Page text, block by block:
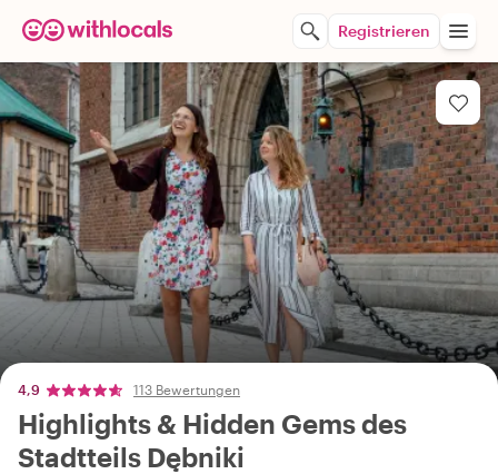
Registrieren
4,9 113 Bewertungen
Highlights & Hidden Gems des
Stadtteils Dębniki